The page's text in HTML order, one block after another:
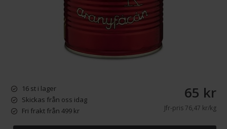
16 st i lager
Skickas från oss idag
Fri frakt från 499 kr
65 kr
Jfr-pris76,47 kr/kg